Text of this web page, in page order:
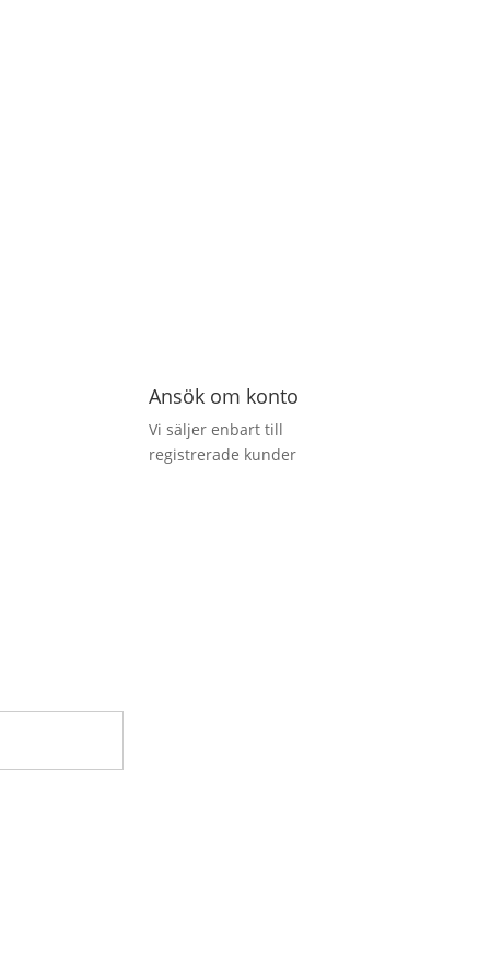
Ansök om konto
Vi säljer enbart till
registrerade kunder